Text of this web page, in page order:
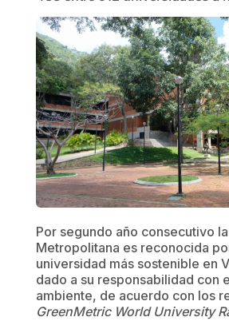
Por segundo año consecutivo
Metropolitana es reconocida
universidad más sostenible en
dado a su responsabilidad con
ambiente, de acuerdo con los
GreenMetric World University